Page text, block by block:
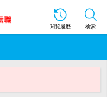
閲覧履歴 検索